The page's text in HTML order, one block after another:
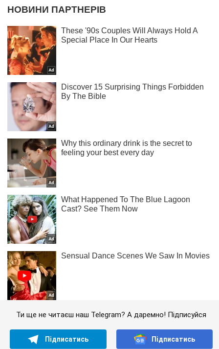
Ти ще не читаєш наш Telegram? А даремно! Підписуйся
Підписатись Підписатись